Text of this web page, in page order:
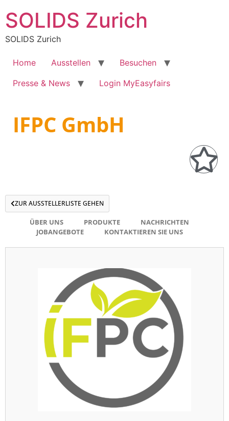
SOLIDS Zurich
SOLIDS Zurich
Home Ausstellen
Besuchen
Presse & News
Login MyEasyfairs
IFPC GmbH
ZUR AUSSTELLERLISTE GEHEN
ÜBER UNS PRODUKTE
NACHRICHTEN
JOBANGEBOTE
KONTAKTIEREN SIE UNS